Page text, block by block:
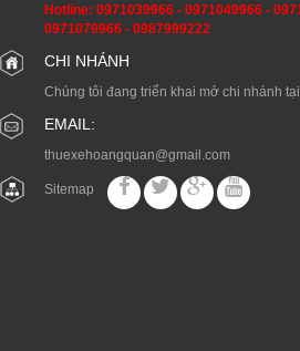
Hotline: 0971039966 - 0971049966 -
0971079966 - 0987999222
CHI NHÁNH
Chúng tôi đang triển khai mở chi nhánh
EMAIL:
thuexehoangquan@gmail.com
Sitemap